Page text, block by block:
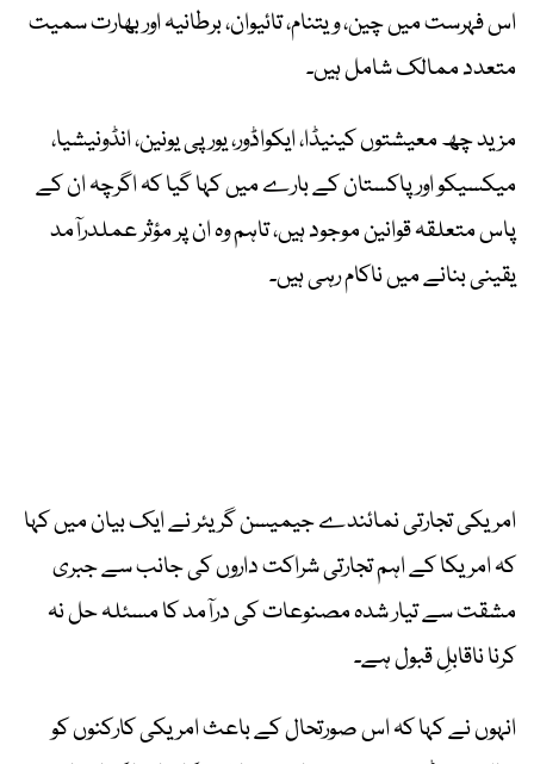
اس فہرست میں چین، ویتنام، تائیوان، برطانیہ اور بھارت سمیت
متعدد ممالک شامل ہیں۔
مزید چھ معیشتوں کینیڈا، ایکواڈور، یورپی یونین، انڈونیشیا،
میکسیکو اور پاکستان کے بارے میں کہا گیا کہ اگرچہ ان کے
پاس متعلقہ قوانین موجود ہیں، تاہم وہ ان پر مؤثر عملدرآمد
یقینی بنانے میں ناکام رہی ہیں۔
امریکی تجارتی نمائندے جیمیسن گریئر نے ایک بیان میں کہا
کہ امریکا کے اہم تجارتی شراکت داروں کی جانب سے جبری
مشقت سے تیار شدہ مصنوعات کی درآمد کا مسئلہ حل نہ
کرنا ناقابلِ قبول ہے۔
انہوں نے کہا کہ اس صورتحال کے باعث امریکی کارکنوں کو